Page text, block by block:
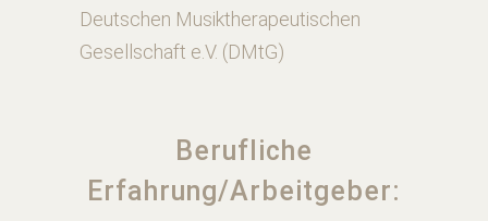
Deutschen Musiktherapeutischen
Gesellschaft e.V. (DMtG)
Berufliche
Erfahrung/Arbeitgeber: